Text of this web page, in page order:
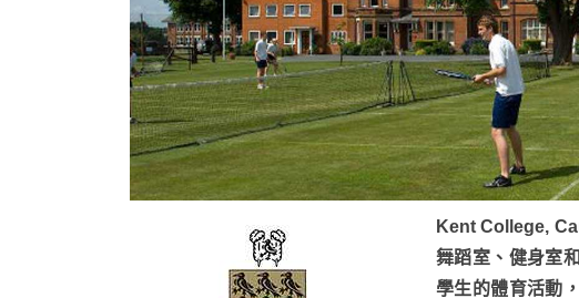
Kent College,
舞蹈室、健身室
學生的體育活動